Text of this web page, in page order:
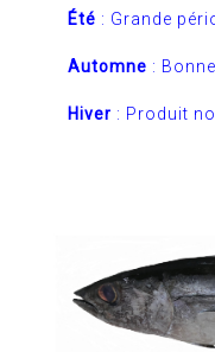
Été :
Automne :
Hiver : Produit